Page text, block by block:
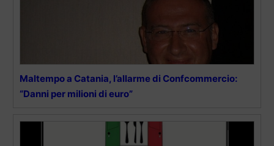
Maltempo a Catania, l’allarme di Confcommercio:
“Danni per milioni di euro”